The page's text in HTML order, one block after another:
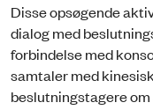
Disse opsøgende
dialog med
forbindelse med
samtaler med
beslutningstagere